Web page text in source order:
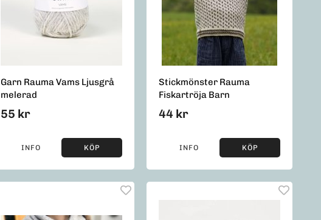
Garn Rauma Vams Ljusgrå
melerad
55 kr
INFO KÖP
Stickmönster Rauma
Fiskartröja Barn
44 kr
INFO KÖP